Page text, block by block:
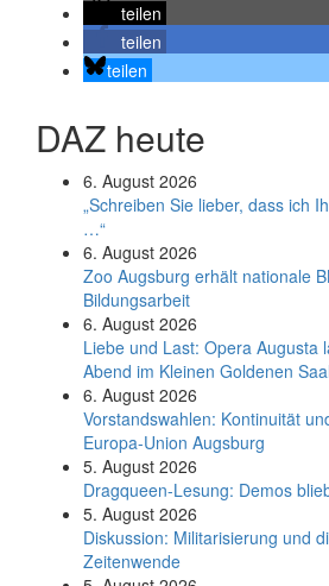
teilen
teilen
teilen
DAZ heute
6. August 2026
„Schreiben Sie lieber, dass ich
…“
6. August 2026
Zoo Augsburg erhält nationale
Bildungsarbeit
6. August 2026
Liebe und Last: Opera Augusta
Abend im Kleinen Goldenen Saal
6. August 2026
Vorstandswahlen: Kontinuität
Europa-Union Augsburg
5. August 2026
Dragqueen-Lesung: Demos
5. August 2026
Diskussion: Mi­li­ta­ri­sie­rung und
Zeitenwende